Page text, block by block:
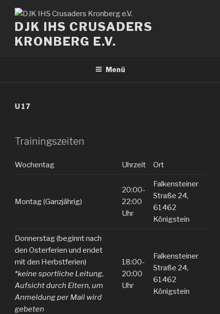
Inhalt
springenDJK IHS CRUSADERS
KRONBERG E.V.
Menü
U17
Trainingszeiten
Wochentag Uhrzeit Ort
Montag (Ganzjährig)
20:00-
22:00
Uhr
Falkensteiner
Straße 24,
61462
Königstein
Donnerstag (beginnt nach
den Osterferien und endet
mit den Herbstferien)
*keine sportliche Leitung,
Aufsicht durch Eltern, um
Anmeldung per Mail wird
gebeten
18:00-
20:00
Uhr
Falkensteiner
Straße 24,
61462
Königstein